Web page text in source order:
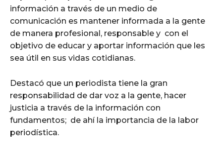
información a través de un medio de
comunicación es mantener informada a la gente
de manera profesional, responsable y con el
objetivo de educar y aportar información que les
sea útil en sus vidas cotidianas.
Destacó que un periodista tiene la gran
responsabilidad de dar voz a la gente, hacer
justicia a través de la información con
fundamentos; de ahí la importancia de la labor
periodística.